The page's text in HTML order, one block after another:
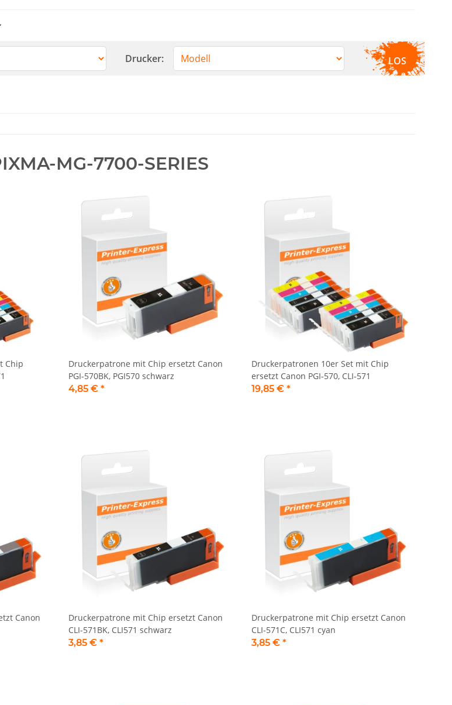
Drucker: LOS
MG-7700-SERIES
Chip
Druckerpatrone mit Chip ersetzt Canon
PGI-570BK, PGI570 schwarz
4,85 € *
Druckerpatronen 10er Set mit Chip
ersetzt Canon PGI-570, CLI-571
19,85 € *
Canon
Druckerpatrone mit Chip ersetzt Canon
CLI-571BK, CLI571 schwarz
3,85 € *
Druckerpatrone mit Chip ersetzt Canon
CLI-571C, CLI571 cyan
3,85 € *